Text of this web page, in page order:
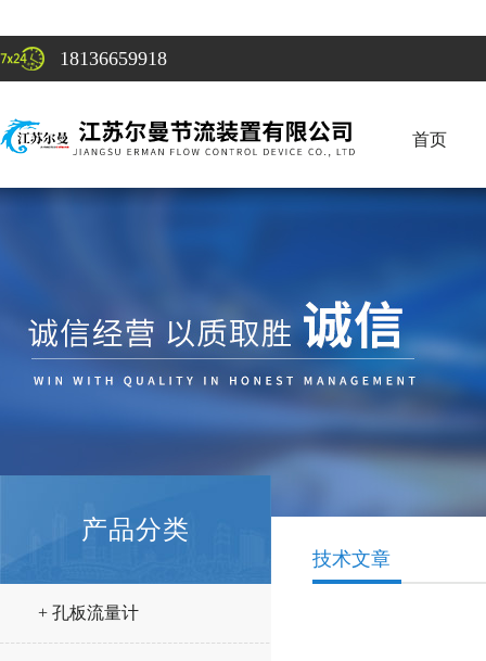
18136659918
首页
产品分类
+ 孔板流量计
技术文章